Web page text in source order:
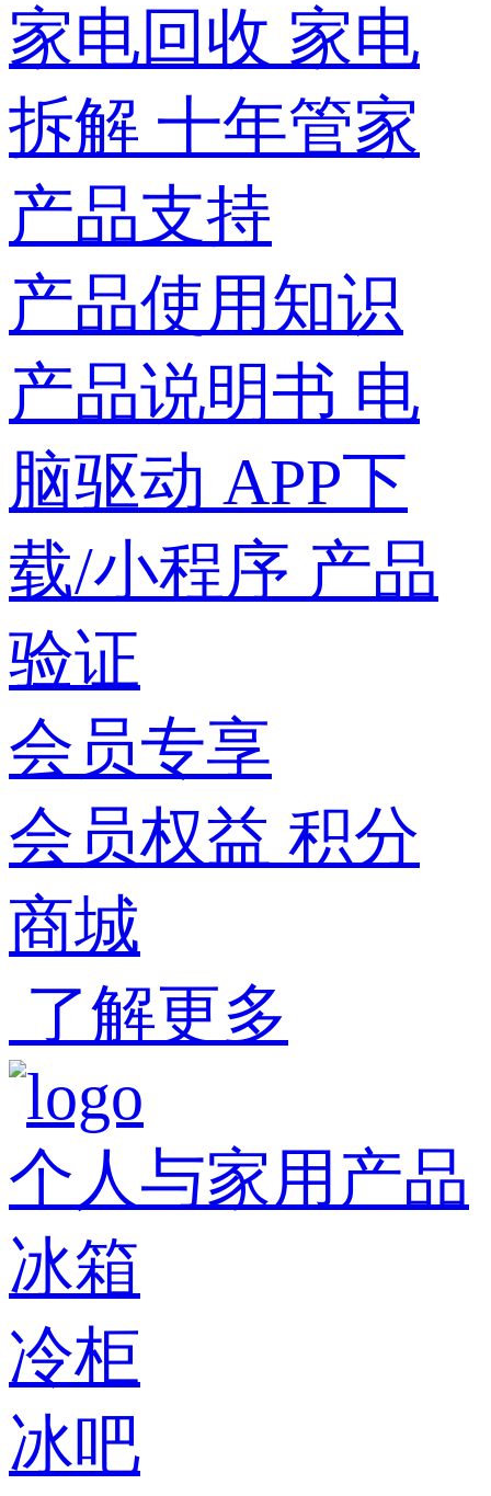
家电回收 家电
拆解 十年管家
产品支持
产品使用知识
产品说明书 电
脑驱动 APP下
载/小程序 产品
验证
会员专享
会员权益 积分
商城
了解更多
个人与家用产品
冰箱
冷柜
冰吧